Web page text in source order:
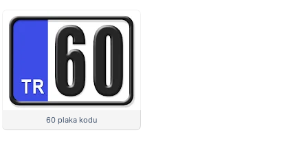
60 plaka kodu